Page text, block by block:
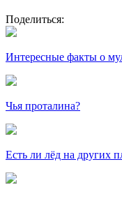
Поделиться:
Интересные факты о
Чья проталина?
Есть ли лёд на других